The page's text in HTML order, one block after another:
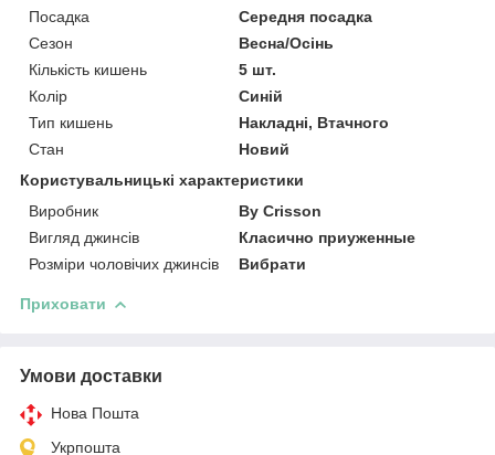
Посадка
Середня посадка
Сезон
Весна/Осінь
Кількість кишень
5 шт.
Колір
Синій
Тип кишень
Накладні, Втачного
Стан
Новий
Користувальницькі характеристики
Виробник
By Crisson
Вигляд джинсів
Класично приуженные
Розміри чоловічих джинсів
Вибрати
Приховати
Умови доставки
Нова Пошта
Укрпошта